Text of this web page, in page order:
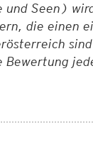
und Seen)
die einen